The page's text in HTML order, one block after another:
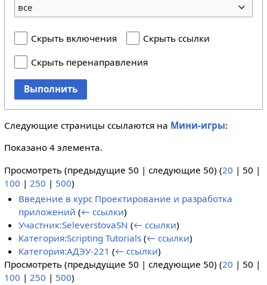
все
Скрыть включения
Скрыть ссылки
Скрыть перенаправления
Выполнить
Следующие страницы ссылаются на Мини-игры:
Показано 4 элемента.
Просмотреть (предыдущие 50 | следующие 50) (20 | 50 |
100 | 250 | 500)
Введение в курс Проектирование и разработка
приложений (← ссылки)
Участник:SeleverstovaSN (← ссылки)
Категория:Scripting Tutorials (← ссылки)
Категория:АДЭУ-221 (← ссылки)
Просмотреть (предыдущие 50 | следующие 50) (20 | 50 |
100 | 250 | 500)